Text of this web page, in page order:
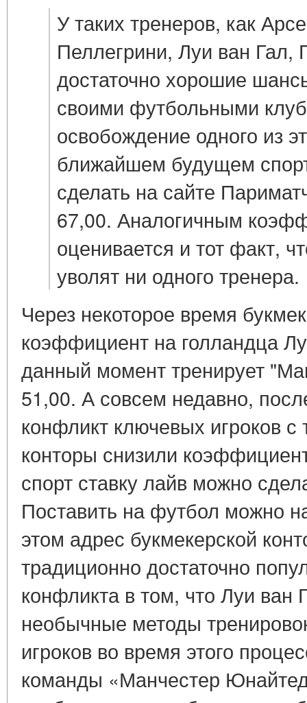
У таких тренеров, как
Пеллегрини, Луи ван
достаточно хорошие
своими футбольными
освобождение одного из
ближайшем будущем
сделать на сайте
67,00. Аналогичным
оценивается и тот факт,
уволят ни одного тренера.
Через некоторое время
коэффициент на голландца
данный момент тренирует
51,00. А совсем недавно,
конфликт ключевых игроков
конторы снизили
спорт ставку лайв можно
Поставить на футбол можно
этом адрес букмекерской
традиционно достаточно
конфликта в том, что Луи ван
необычные методы
игроков во время этого
команды «Манчестер